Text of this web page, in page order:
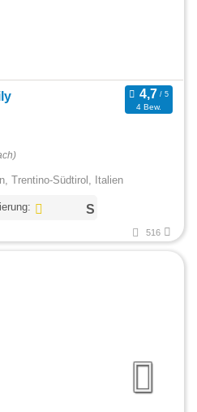
4 Bew.
Trentino-Südtirol, Italien
516